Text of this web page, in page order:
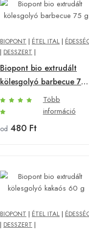
BIOPONT | ÉTEL ITAL |
| DESSZERT |
Biopont bio extrudált
kölesgolyó barbecue 75
g
Több
információ
od 480 Ft
BIOPONT | ÉTEL ITAL |
| DESSZERT |